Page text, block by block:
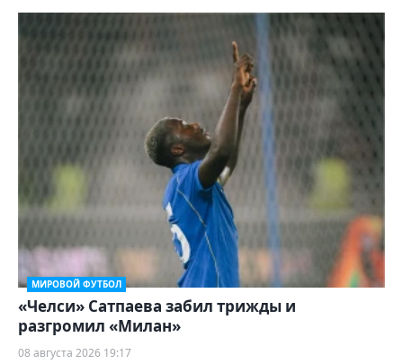
МИРОВОЙ ФУТБОЛ
«Челси» Сатпаева забил трижды и
разгромил «Милан»
08 августа 2026 19:17